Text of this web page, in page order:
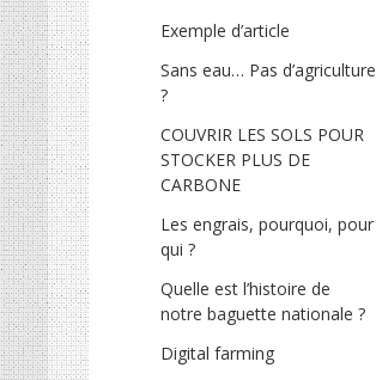
Exemple d’article
Sans eau… Pas d’agriculture
?
COUVRIR LES SOLS POUR
STOCKER PLUS DE
CARBONE
Les engrais, pourquoi, pour
qui ?
Quelle est l’histoire de
notre baguette nationale ?
Digital farming